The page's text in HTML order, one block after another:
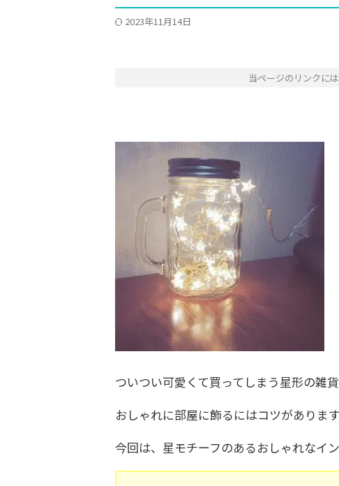
2023年11月14日
当ページのリンクに
ついつい可愛くて買ってしまう星形の雑貨
おしゃれに部屋に飾るにはコツがあります
今回は、星モチーフのあるおしゃれなイ